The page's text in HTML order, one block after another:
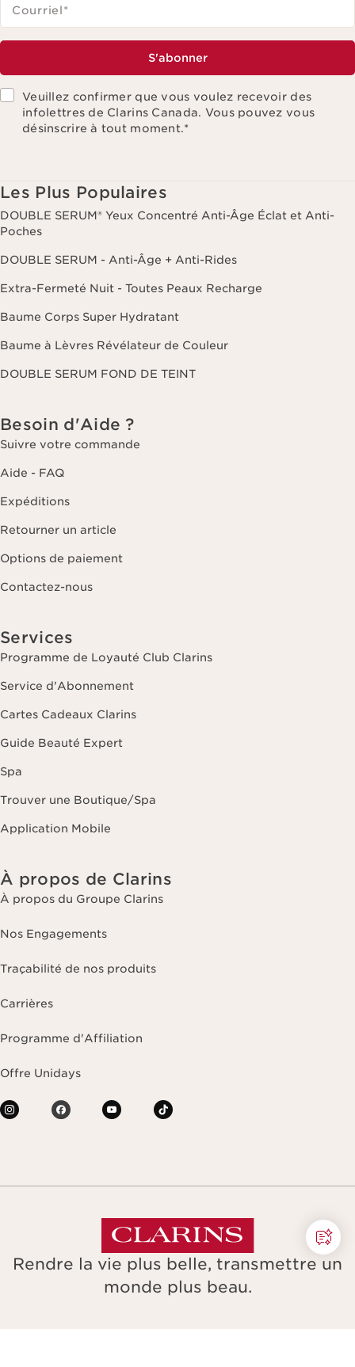
Courriel*
S'abonner
Veuillez confirmer que vous voulez recevoir des
infolettres de Clarins Canada. Vous pouvez vous
désinscrire à tout moment.*
Les Plus Populaires
DOUBLE SERUM® Yeux Concentré Anti-Âge Éclat et Anti-
Poches
DOUBLE SERUM - Anti-Âge + Anti-Rides
Extra-Fermeté Nuit - Toutes Peaux Recharge
Baume Corps Super Hydratant
Baume à Lèvres Révélateur de Couleur
DOUBLE SERUM FOND DE TEINT
Besoin d'Aide ?
Suivre votre commande
Aide - FAQ
Expéditions
Retourner un article
Options de paiement
Contactez-nous
Services
Programme de Loyauté Club Clarins
Service d'Abonnement
Cartes Cadeaux Clarins
Guide Beauté Expert
Spa
Trouver une Boutique/Spa
Application Mobile
À propos de Clarins
À propos du Groupe Clarins
Nos Engagements
Traçabilité de nos produits
Carrières
Programme d'Affiliation
Offre Unidays
Rendre la vie plus belle, transmettre un
monde plus beau.